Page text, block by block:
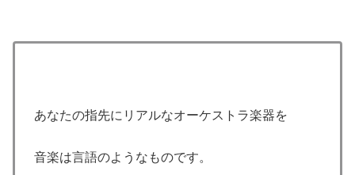
あなたの指先にリアルなオーケストラ楽器を
音楽は言語のようなものです。